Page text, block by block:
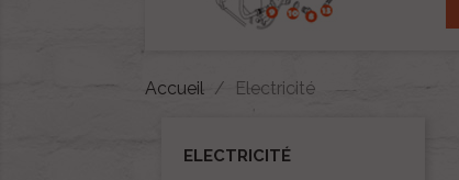
Accueil Electricité
ELECTRICITÉ